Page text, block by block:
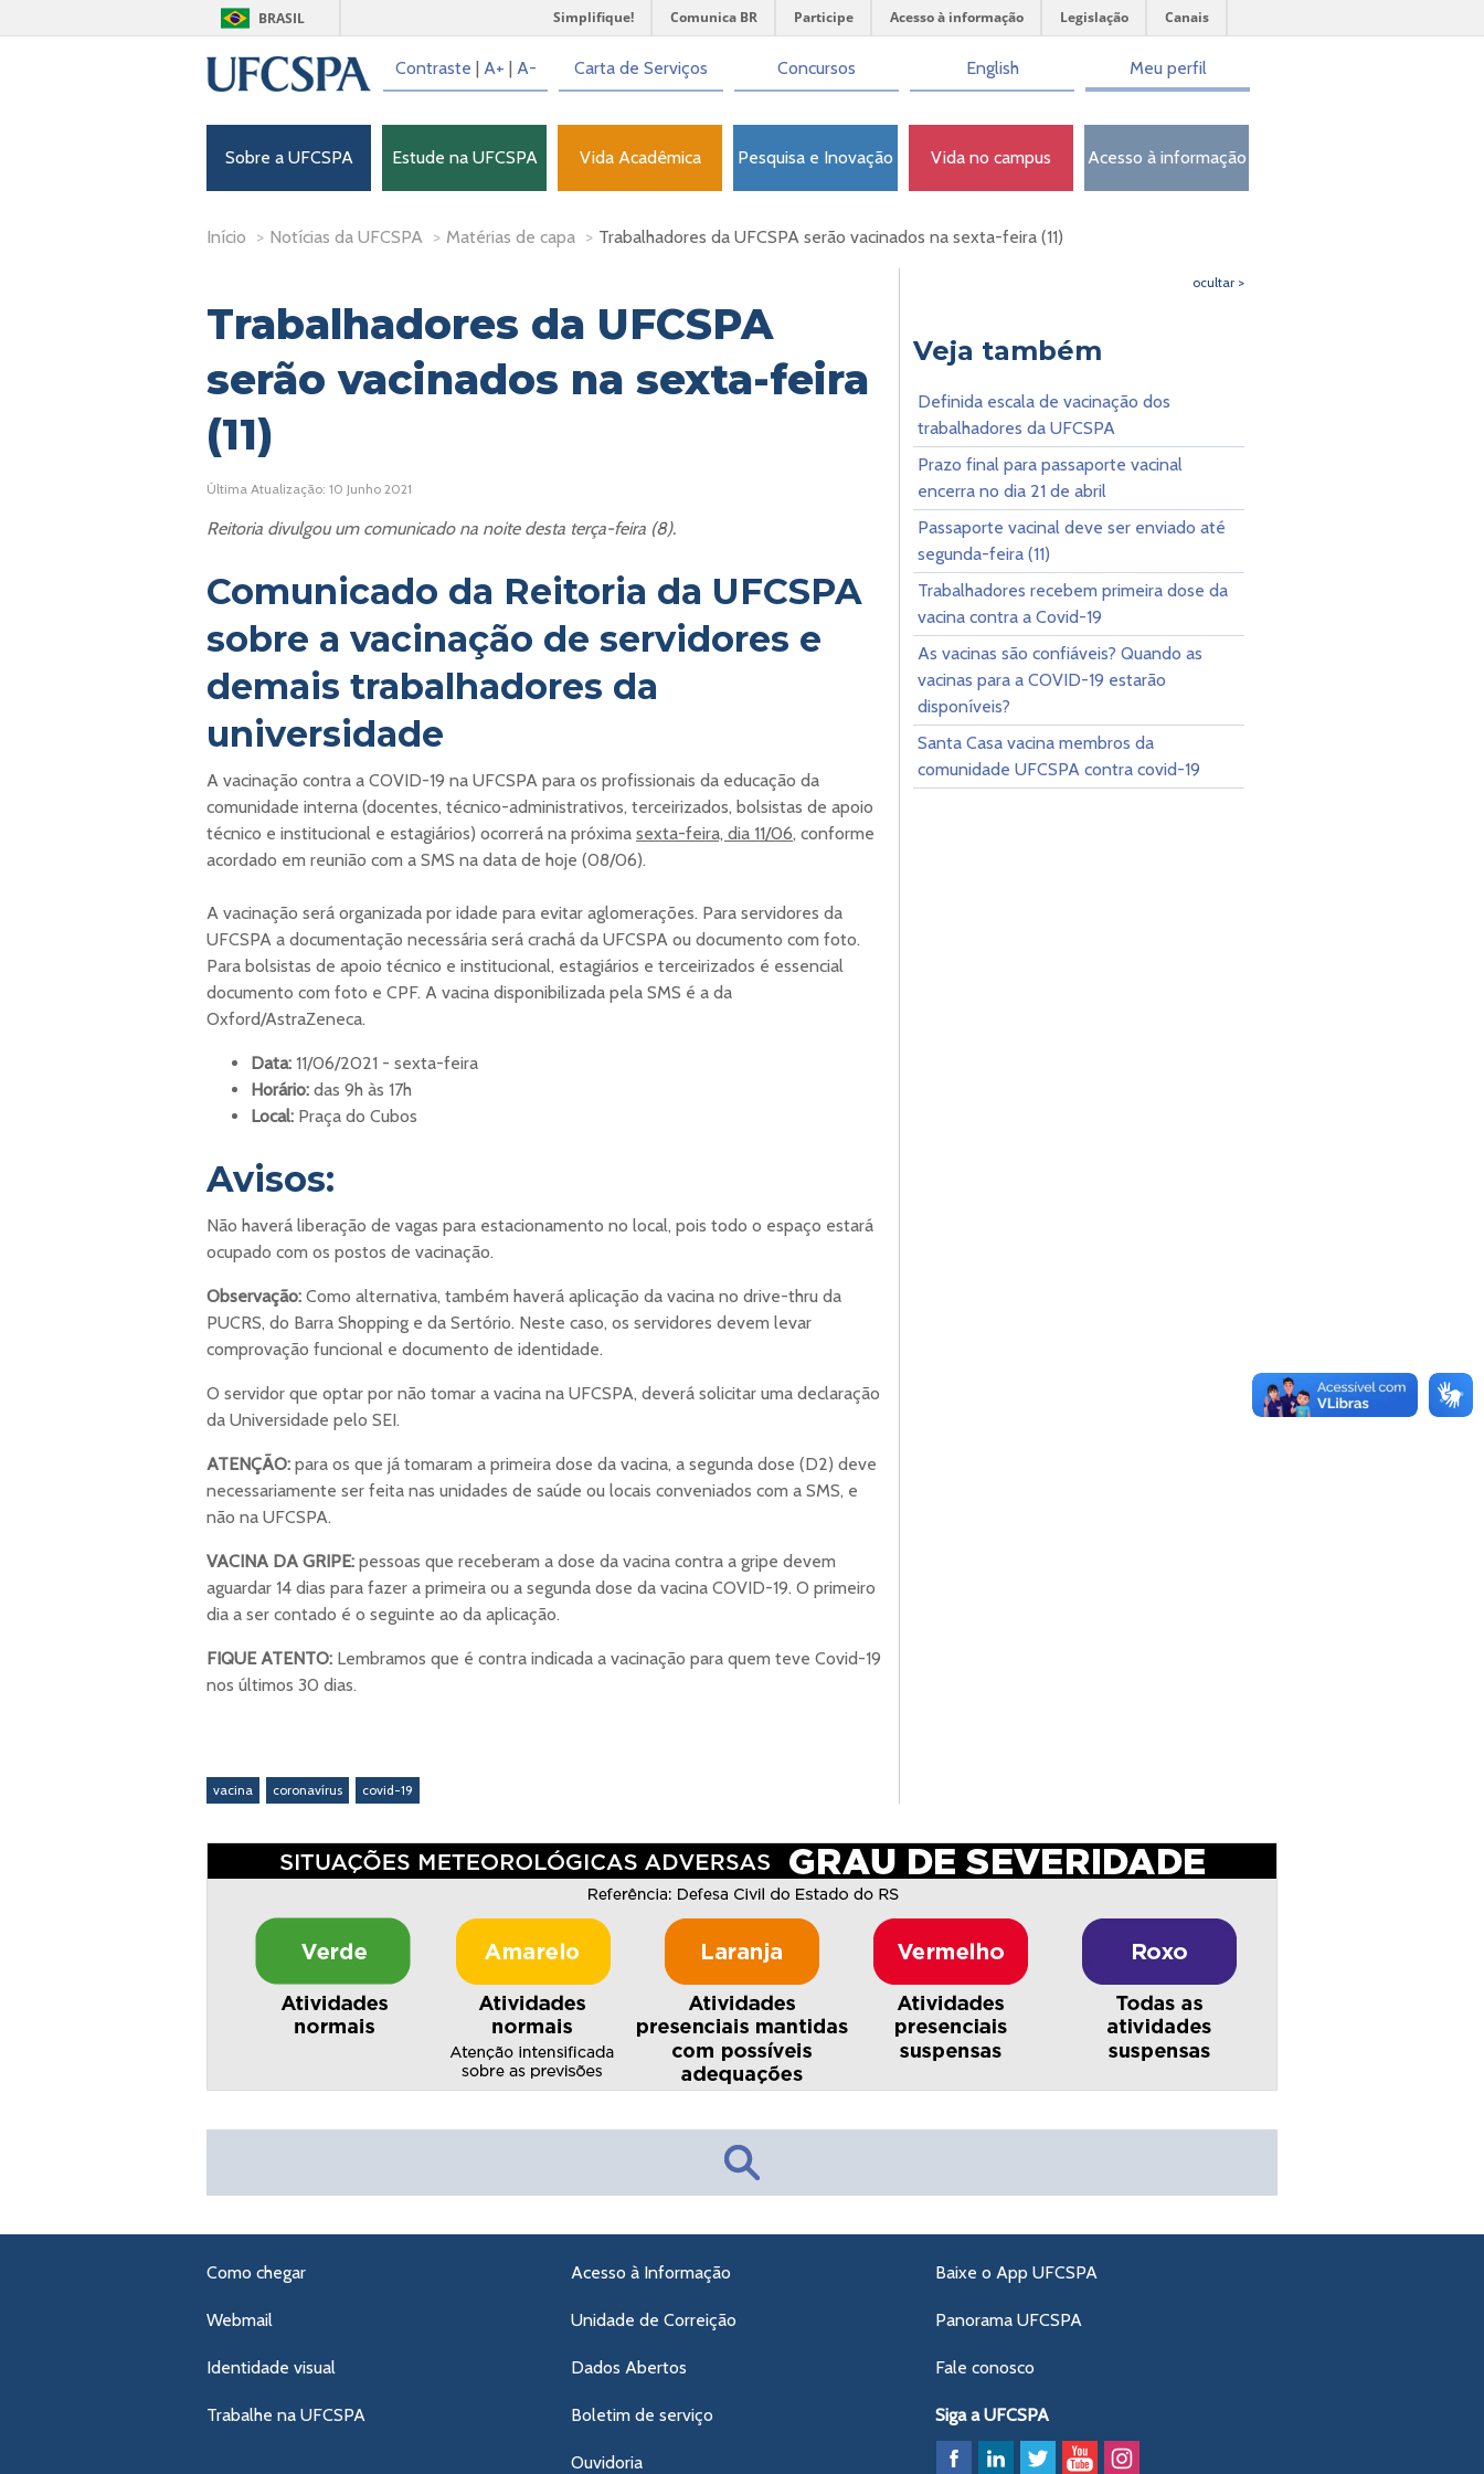
BRASIL Simplifique! Comunica BR Participe Acesso à informação Legislação Canais
Contraste | A+ | A- Carta de Serviços Concursos English Meu perfil
Sobre a UFCSPA Estude na UFCSPA Vida Acadêmica Pesquisa e Inovação Vida no campus Acesso à informação
Início > Notícias da UFCSPA > Matérias de capa > Trabalhadores da UFCSPA serão vacinados na sexta-feira (11)
Trabalhadores da UFCSPA
serão vacinados na sexta-feira
(11)
Última Atualização: 10 Junho 2021
Reitoria divulgou um comunicado na noite desta terça-feira (8).
Comunicado da Reitoria da UFCSPA
sobre a vacinação de servidores e
demais trabalhadores da
universidade
A vacinação contra a COVID-19 na UFCSPA para os profissionais da educação da
comunidade interna (docentes, técnico-administrativos, terceirizados, bolsistas de apoio
técnico e institucional e estagiários) ocorrerá na próxima sexta-feira, dia 11/06, conforme
acordado em reunião com a SMS na data de hoje (08/06).
A vacinação será organizada por idade para evitar aglomerações. Para servidores da
UFCSPA a documentação necessária será crachá da UFCSPA ou documento com foto.
Para bolsistas de apoio técnico e institucional, estagiários e terceirizados é essencial
documento com foto e CPF. A vacina disponibilizada pela SMS é a da
Oxford/AstraZeneca.
Data: 11/06/2021 - sexta-feira
Horário: das 9h às 17h
Local: Praça do Cubos
Avisos:
Não haverá liberação de vagas para estacionamento no local, pois todo o espaço estará
ocupado com os postos de vacinação.
Observação: Como alternativa, também haverá aplicação da vacina no drive-thru da
PUCRS, do Barra Shopping e da Sertório. Neste caso, os servidores devem levar
comprovação funcional e documento de identidade.
O servidor que optar por não tomar a vacina na UFCSPA, deverá solicitar uma declaração
da Universidade pelo SEI.
ATENÇÃO: para os que já tomaram a primeira dose da vacina, a segunda dose (D2) deve
necessariamente ser feita nas unidades de saúde ou locais conveniados com a SMS, e
não na UFCSPA.
VACINA DA GRIPE: pessoas que receberam a dose da vacina contra a gripe devem
aguardar 14 dias para fazer a primeira ou a segunda dose da vacina COVID-19. O primeiro
dia a ser contado é o seguinte ao da aplicação.
FIQUE ATENTO: Lembramos que é contra indicada a vacinação para quem teve Covid-19
nos últimos 30 dias.
vacina coronavírus covid-19
ocultar >
Veja também
Definida escala de vacinação dos
trabalhadores da UFCSPA
Prazo final para passaporte vacinal
encerra no dia 21 de abril
Passaporte vacinal deve ser enviado até
segunda-feira (11)
Trabalhadores recebem primeira dose da
vacina contra a Covid-19
As vacinas são confiáveis? Quando as
vacinas para a COVID-19 estarão
disponíveis?
Santa Casa vacina membros da
comunidade UFCSPA contra covid-19
Como chegar
Webmail
Identidade visual
Trabalhe na UFCSPA
Acesso à Informação
Unidade de Correição
Dados Abertos
Boletim de serviço
Ouvidoria
Baixe o App UFCSPA
Panorama UFCSPA
Fale conosco
Siga a UFCSPA